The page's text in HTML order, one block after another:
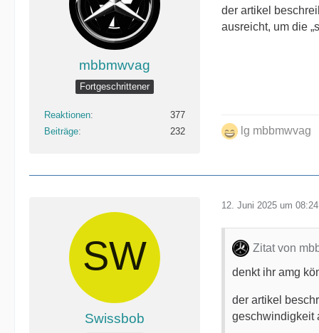
mbbmwvag
Fortgeschrittener
Reaktionen
377
Beiträge
232
der artikel
ausreicht, um die
lg mbbmwvag
Swissbob
12. Juni 2025 um 08:24
Zitat von
denkt ihr amg
der artikel
geschwindigkeit